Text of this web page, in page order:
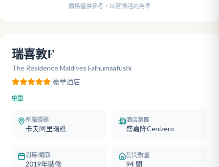
價格僅供參考，以實際諮詢為準
瑞喜敦F
The Residence Maldives Falhumaafushi
豪華酒店
中型
所屬環礁
卡夫阿里環礁
酒店集團
盛嘉隆Cenizero
開幕/翻新
2019年裝修
房間數量
94 間